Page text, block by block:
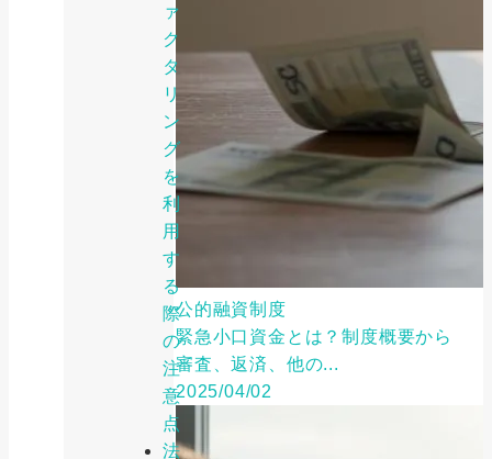
ァ
ク
タ
リ
ン
グ
を
利
用
す
る
際
の
注
意
点
法
公的融資制度
緊急小口資金とは？制度概要から
審査、返済、他の...
2025/04/02